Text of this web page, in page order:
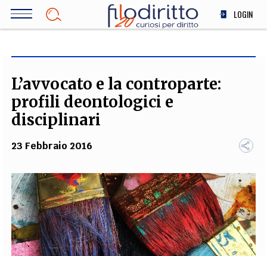
Salta
LOGIN
SOCIETÀ
MEDICINA
SCIENZA
TEAM
FILODIRITTO REDAZIONE COMITATO SCIENTIFICO AUTORI CURATORI
FOTOGRAFI PARTNER COLLABORA CON NOI
L’avvocato e la controparte:
profili deontologici e
disciplinari
23 Febbraio 2016